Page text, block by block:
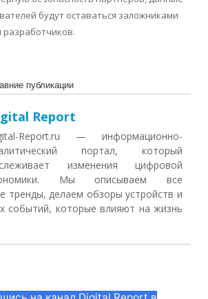
будут оставаться заложниками
разработчиков.
публикации
Report
Report.ru — информационно-
портал, который
изменения цифровой
Мы описываем все
тренды, делаем обзоры устройств и
событий, которые влияют на жизнь